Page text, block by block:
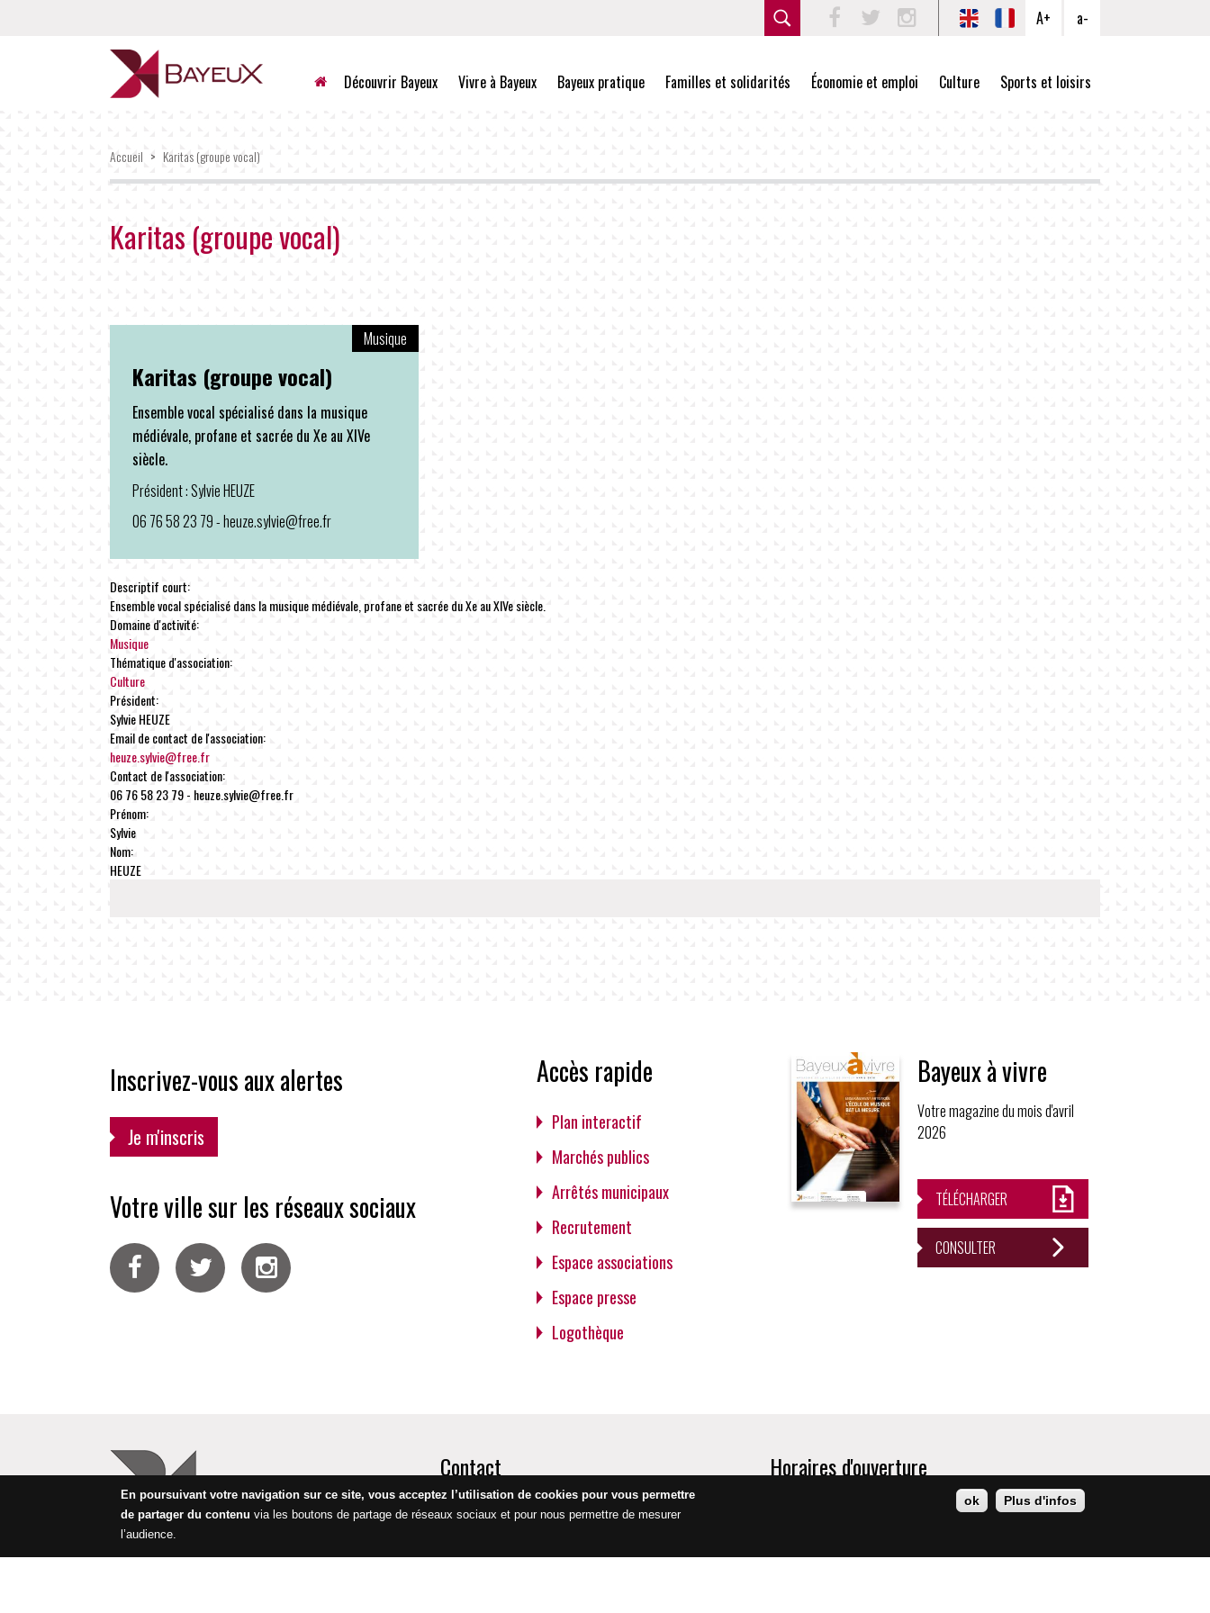
A+ a-
AccueilDécouvrir Bayeux Vivre à Bayeux Bayeux pratique Familles et solidarités Économie et emploi Culture Sports et loisirs
Accueil > Karitas (groupe vocal)
Karitas (groupe vocal)
Musique
Karitas (groupe vocal)
Ensemble vocal spécialisé dans la musique
médiévale, profane et sacrée du Xe au XIVe
siècle.
Président : Sylvie HEUZE
06 76 58 23 79 - heuze.sylvie@free.fr
Descriptif court:
Ensemble vocal spécialisé dans la musique médiévale, profane et sacrée du Xe au XIVe siècle.
Domaine d'activité:
Musique
Thématique d'association:
Culture
Président:
Sylvie HEUZE
Email de contact de l'association:
heuze.sylvie@free.fr
Contact de l'association:
06 76 58 23 79 - heuze.sylvie@free.fr
Prénom:
Sylvie
Nom:
HEUZE
Inscrivez-vous aux alertes
Je m'inscris
Votre ville sur les réseaux sociaux
Accès rapide
Plan interactif
Marchés publics
Arrêtés municipaux
Recrutement
Espace associations
Espace presse
Logothèque
Bayeux à vivre
Votre magazine du mois d'avril
2026
TÉLÉCHARGER
CONSULTER
Contact
Mairie de Bayeux
19 rue Laitière
Tél : 02 31 51 60 60
Horaires d'ouverture
Samedi de 9h à 12h, sur rendez-vous uniquement
En poursuivant votre navigation sur ce site, vous acceptez l’utilisation de cookies pour vous permettre
de partager du contenuvia les boutons de partage de réseaux sociaux et pour nous permettre de mesurer
l’audience.
ok Plus d'infos